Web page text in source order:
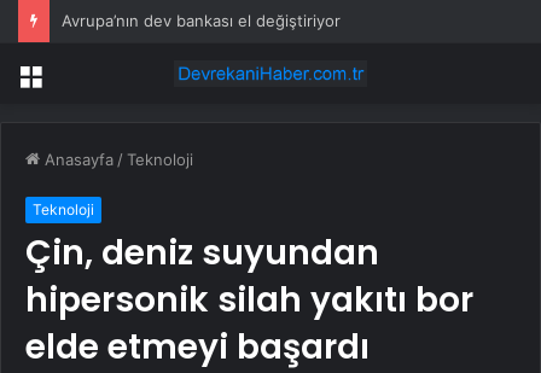
Avrupa’nın dev bankası el değiştiriyor
Menü
Anasayfa /Teknoloji
Teknoloji
Çin, deniz suyundan
hipersonik silah yakıtı bor
elde etmeyi başardı